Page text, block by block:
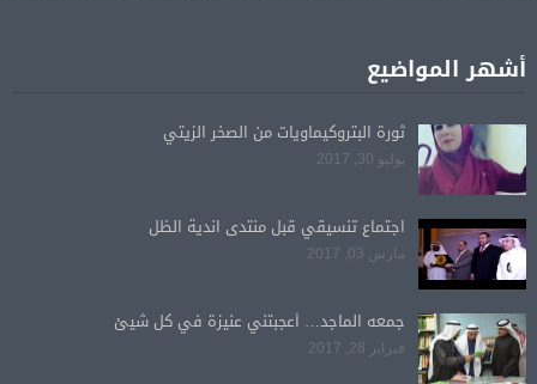
أشهر المواضيع
ثورة البتروكيماويات من الصخر الزيتي
يوليو 30, 2017
اجتماع تنسيقي قبل منتدى اندية الظل
مارس 03, 2017
جمعه الماجد… أعجبتني عنيزة في كل شيئ
فبراير 28, 2017